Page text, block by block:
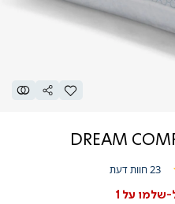
3.8
rating
23 חוות דעת